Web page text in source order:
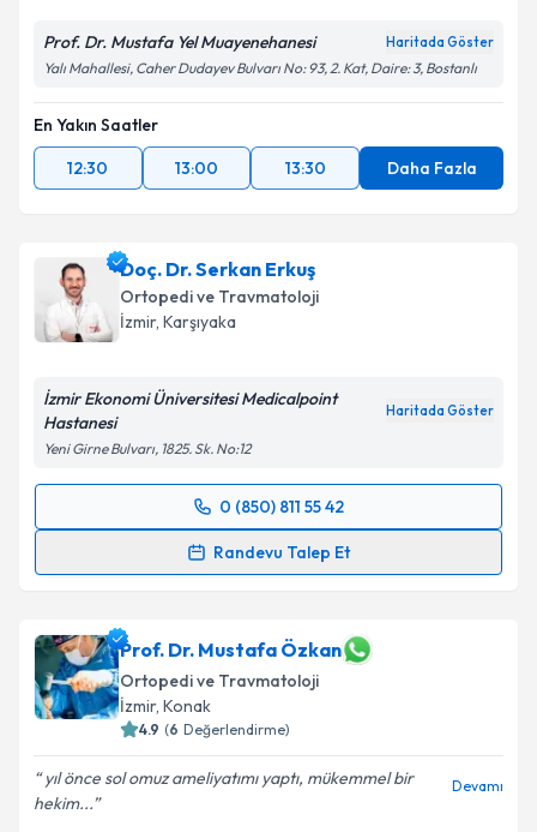
Prof. Dr. Mustafa Yel Muayenehanesi Haritada Göster
Yalı Mahallesi, Caher Dudayev Bulvarı No: 93, 2. Kat, Daire: 3, Bostanlı
En Yakın Saatler
12:30
13:00 13:30 Daha Fazla
Doç. Dr. Serkan Erkuş
Ortopedi ve Travmatoloji
İzmir, Karşıyaka
İzmir Ekonomi Üniversitesi Medicalpoint
Hastanesi
Haritada Göster
Yeni Girne Bulvarı, 1825. Sk. No:12
0 (850) 811 55 42
Randevu Talep Et
Randevu Takvimi Talebi
takvim hazırlandığında e-posta ile bilgilendireceğiz.
E-posta Adresiniz
Prof. Dr. Mustafa Özkan
Ortopedi ve Travmatoloji
İzmir, Konak
4.9 (6 Değerlendirme)
yıl önce sol omuz ameliyatımı yaptı, mükemmel bir
hekim...
Devamı